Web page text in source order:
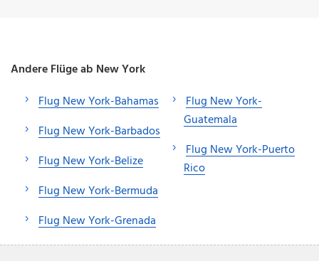
Andere Flüge ab New York
Flug New York-Bahamas
Flug New York-Barbados
Flug New York-Belize
Flug New York-Bermuda
Flug New York-Grenada
Flug New York-
Guatemala
Flug New York-Puerto
Rico